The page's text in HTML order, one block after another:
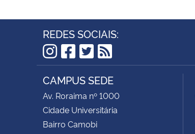
REDES SOCIAIS:
Instagram
Facebook
Twitter
RSS
CAMPUS SEDE
Av. Roraima nº 1000
Cidade Universitária
Bairro Camobi